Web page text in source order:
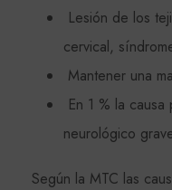
Lesión de los
cervical,
Mantener una
En 1 % la
neurológico
Según la MTC las